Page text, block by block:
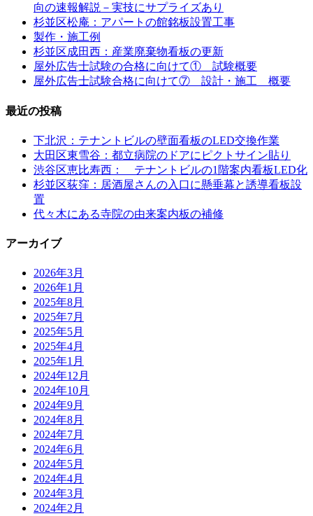
向の速報解説－実技にサプライズあり
杉並区松庵：アパートの館銘板設置工事
製作・施工例
杉並区成田西：産業廃棄物看板の更新
屋外広告士試験の合格に向けて① 試験概要
屋外広告士試験合格に向けて⑦ 設計・施工 概要
最近の投稿
下北沢：テナントビルの壁面看板のLED交換作業
大田区東雪谷：都立病院のドアにピクトサイン貼り
渋谷区恵比寿西： テナントビルの1階案内看板LED化
杉並区荻窪：居酒屋さんの入口に懸垂幕と誘導看板設
置
代々木にある寺院の由来案内板の補修
アーカイブ
2026年3月
2026年1月
2025年8月
2025年7月
2025年5月
2025年4月
2025年1月
2024年12月
2024年10月
2024年9月
2024年8月
2024年7月
2024年6月
2024年5月
2024年4月
2024年3月
2024年2月